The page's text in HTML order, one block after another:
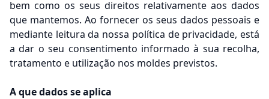
bem como os seus direitos relativamente aos dados
que mantemos. Ao fornecer os seus dados pessoais e
mediante leitura da nossa política de privacidade, está
a dar o seu consentimento informado à sua recolha,
tratamento e utilização nos moldes previstos.
A que dados se aplica